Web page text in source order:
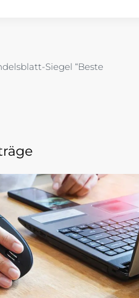
Siegel “Beste